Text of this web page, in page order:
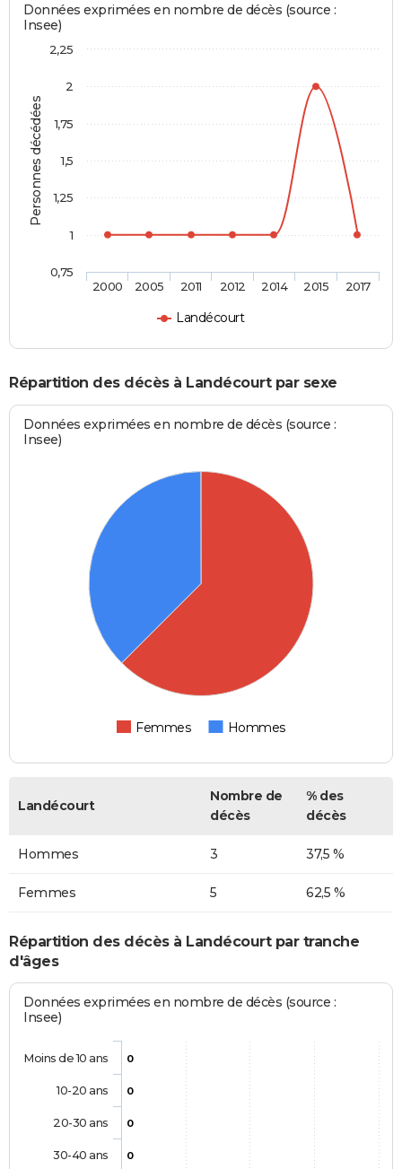
Personnes décédées
Données exprimées en nombre de décès (source :
Insee)
Landécourt
2000 2005 2011 2012 2014 2015 2017
0,75
1
1,25
1,5
1,75
2
2,25
Répartition des décès à Landécourt par sexe
Données exprimées en nombre de décès (source :
Insee)
Femmes Hommes
Landécourt
Nombre de
décès
% des
décès
Hommes 3 37,5 %
Femmes 5 62,5 %
Répartition des décès à Landécourt par tranche
d'âges
Données exprimées en nombre de décès (source :
Insee)
0
0
0
0
Moins de 10 ans
10-20 ans
20-30 ans
30-40 ans